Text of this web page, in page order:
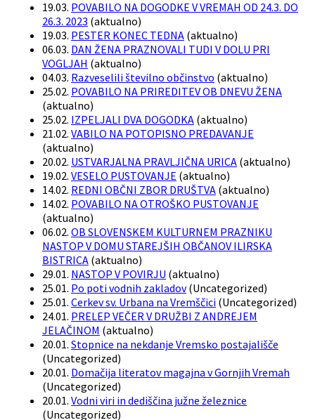
19.03. POVABILO NA DOGODKE V VREMAH OD 24.3. DO
26.3. 2023 (aktualno)
19.03. PESTER KONEC TEDNA (aktualno)
06.03. DAN ŽENA PRAZNOVALI TUDI V DOLU PRI
VOGLJAH (aktualno)
04.03. Razveselili številno občinstvo (aktualno)
25.02. POVABILO NA PRIREDITEV OB DNEVU ŽENA
(aktualno)
25.02. IZPELJALI DVA DOGODKA (aktualno)
21.02. VABILO NA POTOPISNO PREDAVANJE
(aktualno)
20.02. USTVARJALNA PRAVLJIČNA URICA (aktualno)
19.02. VESELO PUSTOVANJE (aktualno)
14.02. REDNI OBČNI ZBOR DRUŠTVA (aktualno)
14.02. POVABILO NA OTROŠKO PUSTOVANJE
(aktualno)
06.02. OB SLOVENSKEM KULTURNEM PRAZNIKU
NASTOP V DOMU STAREJŠIH OBČANOV ILIRSKA
BISTRICA (aktualno)
29.01. NASTOP V POVIRJU (aktualno)
25.01. Po poti vodnih zakladov (Uncategorized)
25.01. Cerkev sv. Urbana na Vremščici (Uncategorized)
24.01. PRELEP VEČER V DRUŽBI Z ANDREJEM
JELAČINOM (aktualno)
20.01. Stopnice na nekdanje Vremsko postajališče
(Uncategorized)
20.01. Domačija literatov magajna v Gornjih Vremah
(Uncategorized)
20.01. Vodni viri in dediščina južne železnice
(Uncategorized)